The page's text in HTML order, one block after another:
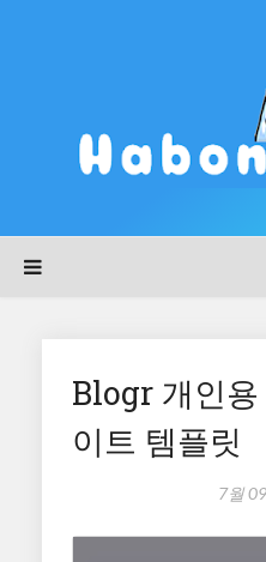
Blogr 개인
이트 템플릿
7월